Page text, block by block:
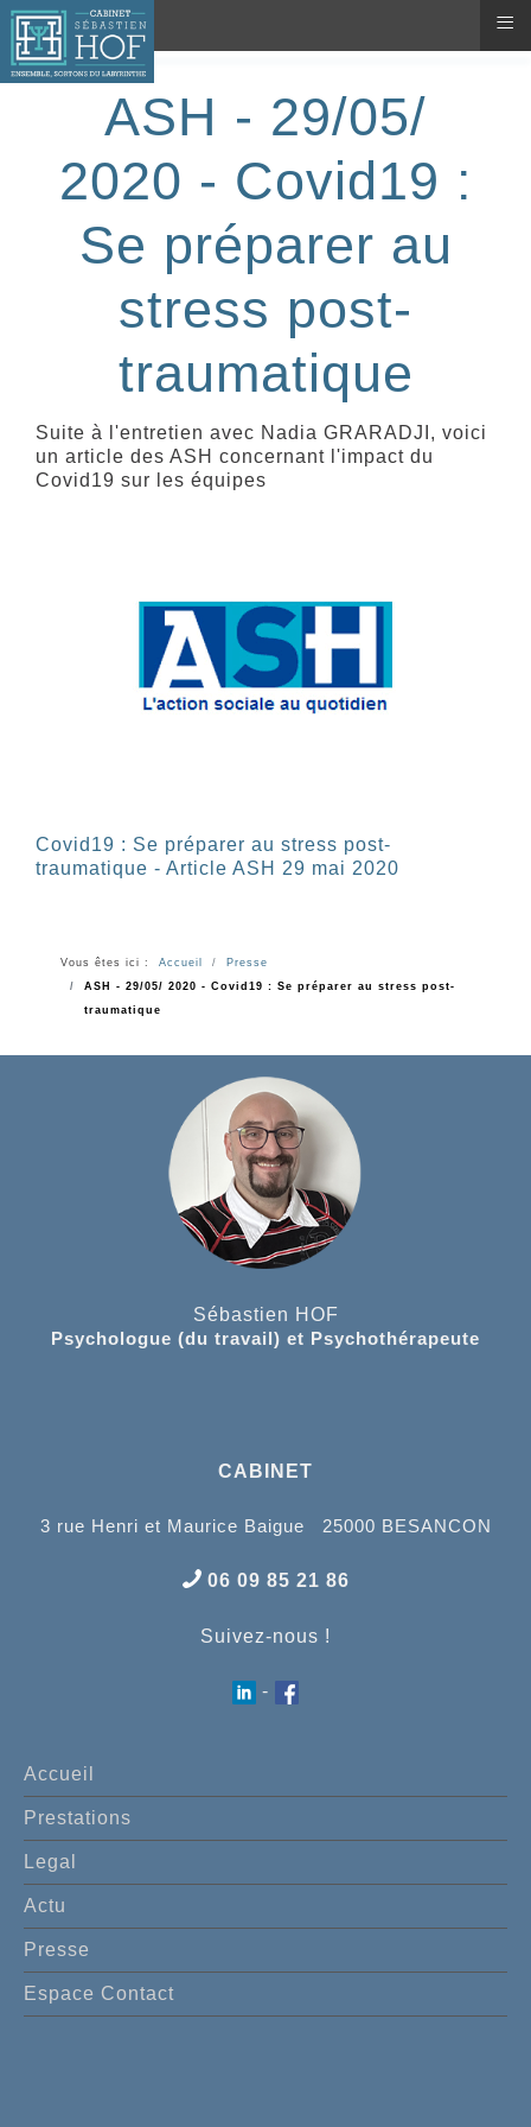
ASH - 29/05/
2020 - Covid19 :
Se préparer au
stress post-
traumatique
Suite à l'entretien avec Nadia GRARADJI, voici
un article des ASH concernant l'impact du
Covid19 sur les équipes
Covid19 : Se préparer au stress post-
traumatique - Article ASH 29 mai 2020
Vous êtes ici : Accueil
Presse
ASH - 29/05/ 2020 - Covid19 : Se préparer au stress post-
traumatique
Sébastien HOF
Psychologue (du travail) et Psychothérapeute
CABINET
3 rue Henri et Maurice Baigue 25000 BESANCON
06 09 85 21 86
Suivez-nous !
-
Accueil
Prestations
Legal
Actu
Presse
Espace Contact
≡